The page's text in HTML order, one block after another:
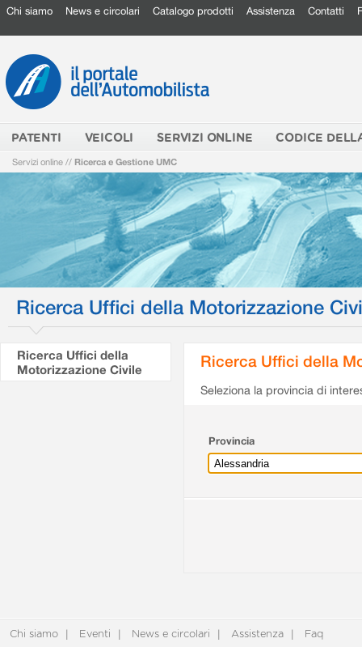
Chi siamo News e circolari Catalogo prodotti Assistenza Contatti
PATENTI VEICOLI SERVIZI ONLINE CODICE
Servizi online // Ricerca e Gestione UMC
Ricerca Uffici della Motorizzazione
Ricerca Uffici della
Motorizzazione Civile
Ricerca Uffici della
Seleziona la provincia di
Provincia
Chi siamo Eventi News e circolari Assistenza Faq